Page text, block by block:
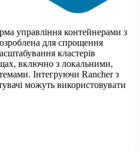
управління контейнерами з
для спрощення
кластерів
включно з локальними,
Інтегруючи Rancher з
можуть використовувати